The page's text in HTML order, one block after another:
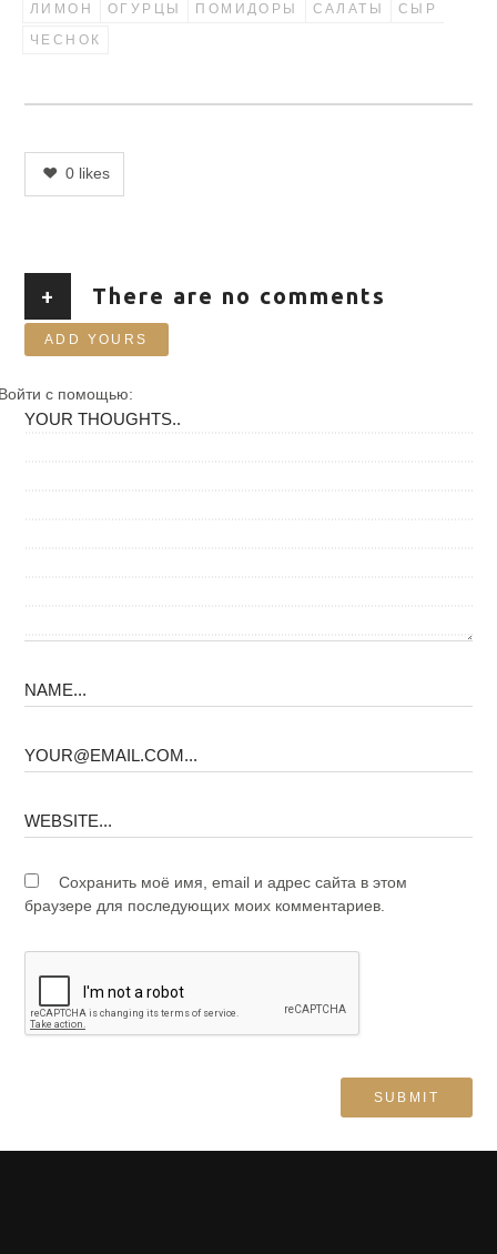
ЛИМОН
ОГУРЦЫ ПОМИДОРЫ САЛАТЫ
СЫР
ЧЕСНОК
0likes
+ There are no comments
ADD YOURS
с помощью:
Сохранить моё имя, email и адрес сайта в этом
браузере для последующих моих комментариев.